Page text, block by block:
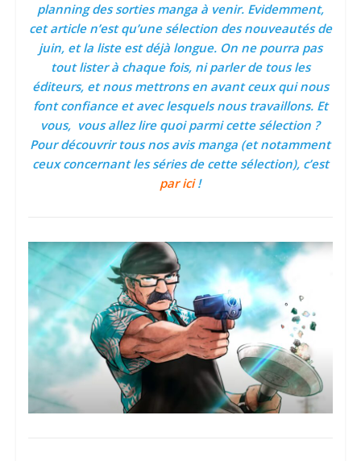
planning des sorties manga à venir. Evidemment,
cet article n’est qu’une sélection des nouveautés de
juin, et la liste est déjà longue. On ne pourra pas
tout lister à chaque fois, ni parler de tous les
éditeurs, et nous mettrons en avant ceux qui nous
font confiance et avec lesquels nous travaillons. Et
vous, vous allez lire quoi parmi cette sélection ?
Pour découvrir tous nos avis manga (et notamment
ceux concernant les séries de cette sélection), c’est
par ici!